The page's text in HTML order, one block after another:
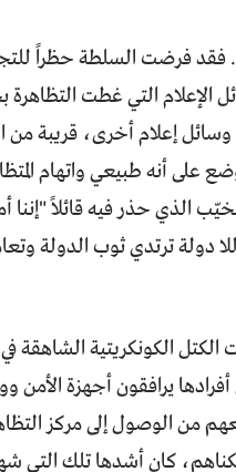
فقد فرضت السلطة حظراً
الإعلام التي غطت التظاهرة
إعلام أخرى، قريبة من
على أنه طبيعي واتهام
الذي حذر فيه قائلاً "إننا
دولة ترتدي ثوب الدولة
الكونكريتية الشاهقة
يرافقون أجهزة الأمن
من الوصول إلى مركز
كان أشدها تلك التي